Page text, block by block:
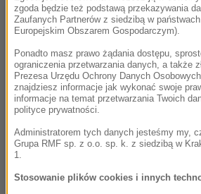
zgoda będzie też podstawą przekazywania
Zaufanych Partnerów z siedzibą w
Europejskim Obszarem Gospodarczym).
Ponadto masz prawo żądania dostępu,
ograniczenia przetwarzania danych, a także
Prezesa Urzędu Ochrony Danych
znajdziesz informacje jak wykonać swoje
informacje na temat przetwarzania Twoich
polityce prywatności.
Administratorem tych danych jesteśmy my,
Grupa RMF sp. z o.o. sp. k. z siedzibą w
1.
Stosowanie plików cookies i innych